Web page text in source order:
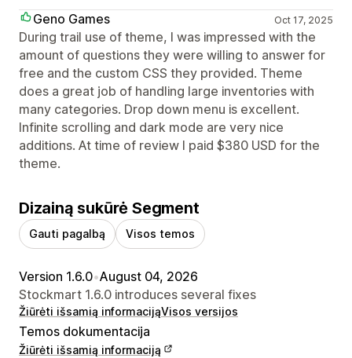
Geno Games
Oct 17, 2025
During trail use of theme, I was impressed with the
amount of questions they were willing to answer for
free and the custom CSS they provided. Theme
does a great job of handling large inventories with
many categories. Drop down menu is excellent.
Infinite scrolling and dark mode are very nice
additions. At time of review I paid $380 USD for the
theme.
Dizainą sukūrė Segment
Gauti pagalbą Visos temos
Version 1.6.0•August 04, 2026
Stockmart 1.6.0 introduces several fixes
Žiūrėti išsamią informacijąVisos versijos
Temos dokumentacija
Žiūrėti išsamią informaciją